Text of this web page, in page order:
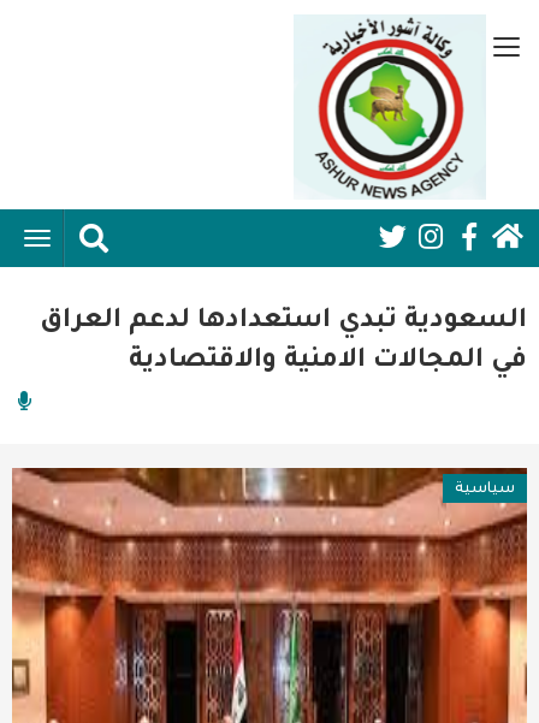
إلى
Social
Media:
Header
السعودية تبدي استعدادها لدعم العراق
في المجالات الامنية والاقتصادية
سياسية
قائمة
جانبية
الرئيسية
اقتصاد واعمال
رياضة
فن وثقافة
عربية ودولية
تقنيات
تحقيقات صحفية